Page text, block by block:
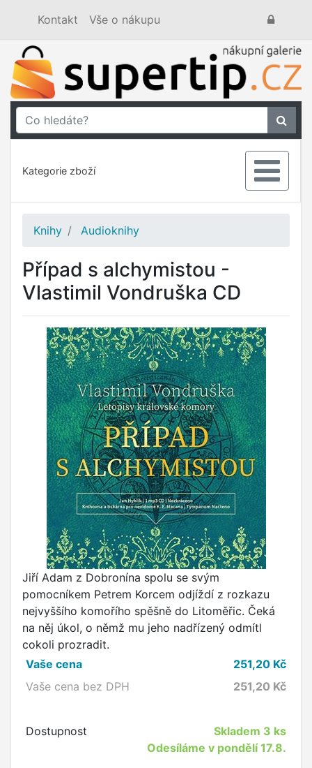
Kontakt Vše o nákupu
Kategorie zboží
Knihy Audioknihy
Případ s alchymistou -
Vlastimil Vondruška CD
Jiří Adam z Dobronína spolu se svým
pomocníkem Petrem Korcem odjíždí z rozkazu
nejvyššího komořího spěšně do Litoměřic. Čeká
na něj úkol, o němž mu jeho nadřízený odmítl
cokoli prozradit.
Vaše cena
251,20 Kč
Vaše cena bez DPH
251,20 Kč
Dostupnost Skladem 3 ks
Odesíláme v pondělí 17.8.